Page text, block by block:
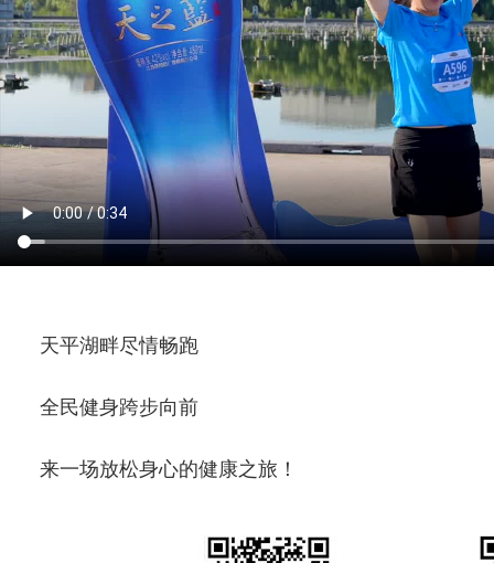
天平湖畔尽情畅跑
全民健身跨步向前
来一场放松身心的健康之旅！